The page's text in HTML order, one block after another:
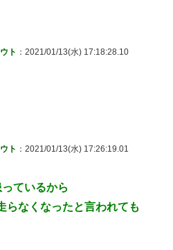
ト ：2021/01/13(水) 17:18:28.10
ト ：2021/01/13(水) 17:26:19.01
ているから
らなくなったと言われても